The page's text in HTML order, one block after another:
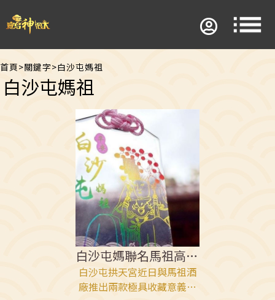
首頁>關鍵字>白沙屯媽祖
白沙屯媽祖
白沙屯媽聯名馬祖高粱 粉紅超跑意象吸睛
白沙屯拱天宮近日與馬祖酒
廠推出兩款極具收藏意義的